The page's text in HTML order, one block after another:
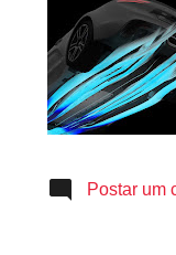
Postar um